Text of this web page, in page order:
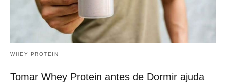
WHEY PROTEIN
Tomar Whey Protein antes de Dormir ajuda